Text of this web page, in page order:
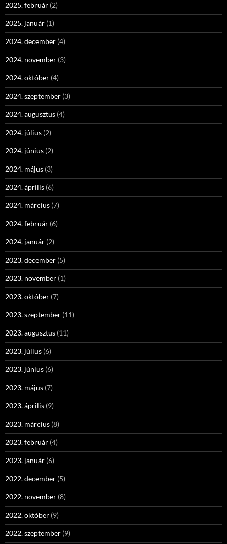
2025. február (2)
2025. január (1)
2024. december (4)
2024. november (3)
2024. október (4)
2024. szeptember (3)
2024. augusztus (4)
2024. július (2)
2024. június (2)
2024. május (3)
2024. április (6)
2024. március (7)
2024. február (6)
2024. január (2)
2023. december (5)
2023. november (1)
2023. október (7)
2023. szeptember (11)
2023. augusztus (11)
2023. július (6)
2023. június (6)
2023. május (7)
2023. április (9)
2023. március (8)
2023. február (4)
2023. január (6)
2022. december (5)
2022. november (8)
2022. október (9)
2022. szeptember (9)